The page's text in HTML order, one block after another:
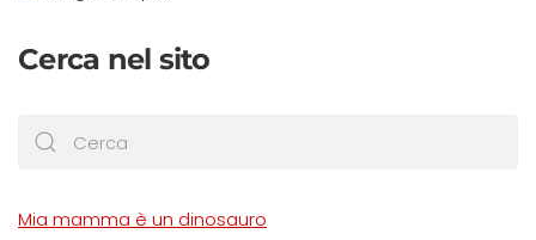
Cerca nel sito
Mia mamma è un dinosauro